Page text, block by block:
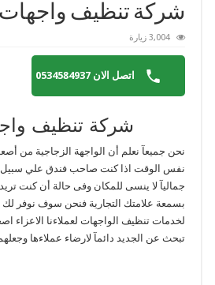
شركة تنظيف واجهات
3,004 زيارة
اتصل الان 0534584937
شركة تنظيف
نحن جميعآ نعلم أن الواجهة الزجاجية من
نفس الوقت اذا كنت صاحب فندق علي سبيل
جماليآ لا ينسى للمكان وفى حالة أن كنت
بسمعة علامتك التجارية فنحن سوف نوفر لك
لخدمات تنظيف الواجهات لعملاءنا الاعزاء
تبحث عن الجديد دائمآ لارضاء عملاءها